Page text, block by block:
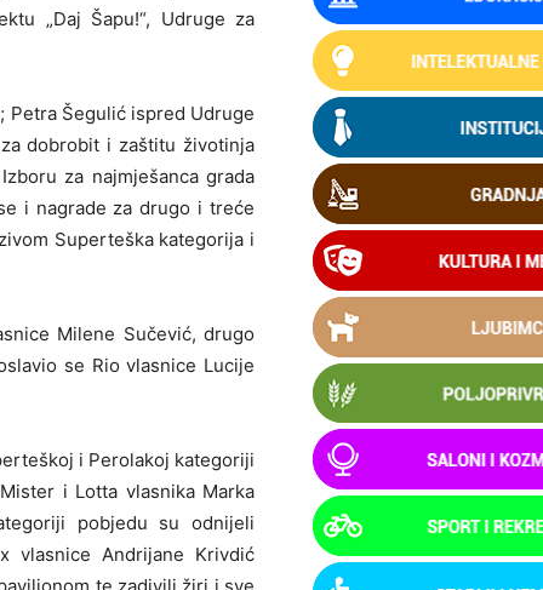
„Daj Šapu!“, Udruge za
Petra Šegulić ispred Udruge
dobrobit i zaštitu životinja
za najmješanca grada
i nagrade za drugo i treće
Superteška kategorija i
Milene Sučević, drugo
se Rio vlasnice Lucije
i Perolakoj kategoriji
i Lotta vlasnika Marka
pobjedu su odnijeli
vlasnice Andrijane Krivdić